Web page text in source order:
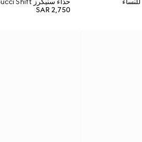
حذاء سنيكرز Gucci Shift للنساء
SAR 2,750